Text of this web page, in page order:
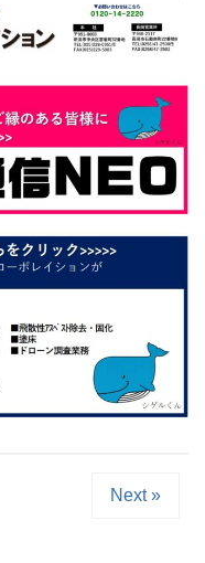
Next »